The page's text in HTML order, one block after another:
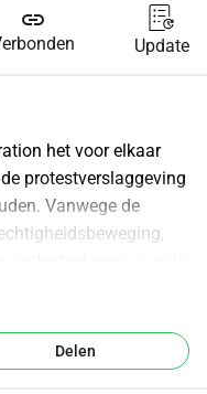
link
Update
het voor elkaar
protestverslaggeving
Vanwege de
over
en
die tot
Delen